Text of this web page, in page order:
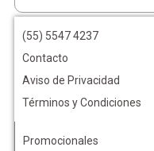
(55) 5547 4237
Contacto
Aviso de Privacidad
Términos y Condiciones
Promocionales